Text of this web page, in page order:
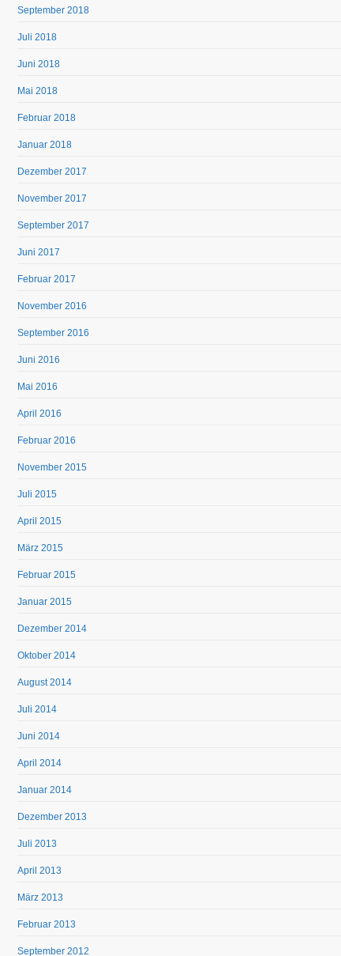
September 2018
Juli 2018
Juni 2018
Mai 2018
Februar 2018
Januar 2018
Dezember 2017
November 2017
September 2017
Juni 2017
Februar 2017
November 2016
September 2016
Juni 2016
Mai 2016
April 2016
Februar 2016
November 2015
Juli 2015
April 2015
März 2015
Februar 2015
Januar 2015
Dezember 2014
Oktober 2014
August 2014
Juli 2014
Juni 2014
April 2014
Januar 2014
Dezember 2013
Juli 2013
April 2013
März 2013
Februar 2013
September 2012